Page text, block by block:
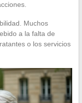
Muchos
a la falta de
o los servicios